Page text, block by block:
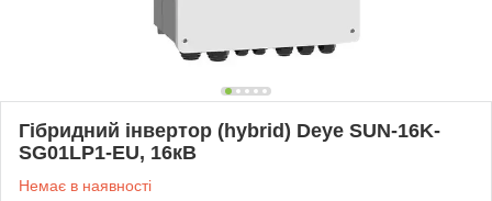
Гібридний інвертор (hybrid) Deye SUN-16K-
SG01LP1-EU, 16кВ
Немає в наявності